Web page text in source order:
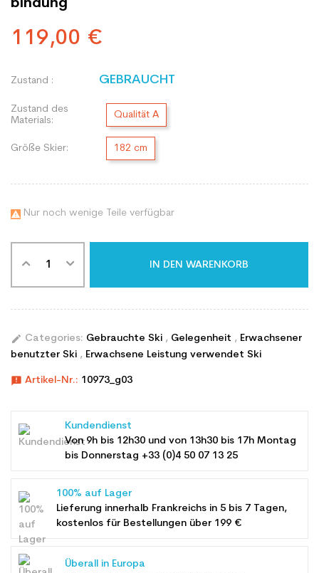
bindung
119,00 €
Zustand : GEBRAUCHT
Zustand des
Materials:
Qualität A
Größe Skier: 182 cm
 Nur noch wenige Teile verfügbar
IN DEN WARENKORB
edit Categories: Gebrauchte Ski , Gelegenheit , Erwachsener
benutzter Ski , Erwachsene Leistung verwendet Ski
announcement Artikel-Nr.: 10973_g03
Kundendienst
Von 9h bis 12h30 und von 13h30 bis 17h Montag
bis Donnerstag +33 (0)4 50 07 13 25
100% auf Lager
Lieferung innerhalb Frankreichs in 5 bis 7 Tagen,
kostenlos für Bestellungen über 199 €
Überall in Europa